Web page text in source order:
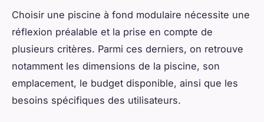
Choisir une piscine à fond modulaire nécessite une
réflexion préalable et la prise en compte de
plusieurs critères. Parmi ces derniers, on retrouve
notamment les dimensions de la piscine, son
emplacement, le budget disponible, ainsi que les
besoins spécifiques des utilisateurs.